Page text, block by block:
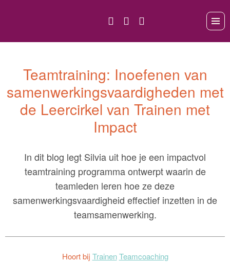
Teamtraining: Inoefenen van
samenwerkingsvaardigheden met
de Leercirkel van Trainen met
Impact
In dit blog legt Silvia uit hoe je een impactvol
teamtraining programma ontwerpt waarin de
teamleden leren hoe ze deze
samenwerkingsvaardigheid effectief inzetten in de
teamsamenwerking.
Hoort bij Trainen Teamcoaching